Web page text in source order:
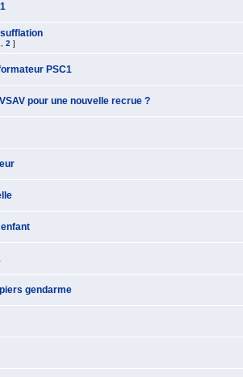
2 ]
PSC1
pour une nouvelle recrue ?
gendarme